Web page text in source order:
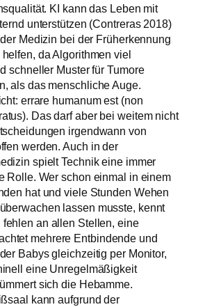
KI kann das Leben mit
unterstützen (Contreras 2018)
Medizin bei der Früherkennung
da Algorithmen viel
schneller Muster für Tumore
als das menschliche Auge.
errare humanum est (non
Das darf aber bei weitem nicht
irgendwann von
werden. Auch in der
spielt Technik eine immer
Rolle. Wer schon einmal in einem
hat und viele Stunden Wehen
lassen musste, kennt
an allen Stellen, eine
mehrere Entbindende und
Babys gleichzeitig per Monitor,
eine Unregelmäßigkeit
sich die Hebamme.
kann aufgrund der